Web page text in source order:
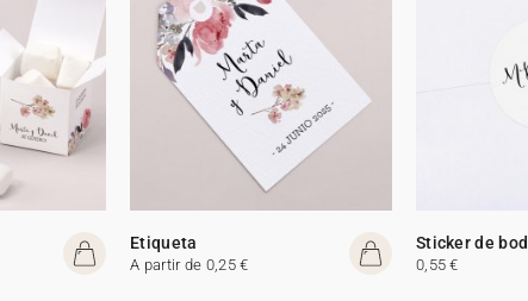
Etiqueta
A partir de 0,25 €
Sticker de
0,55 €